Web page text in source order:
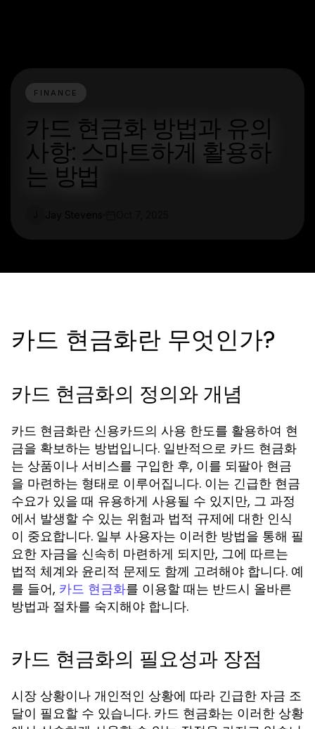
FINANCE
카드 현금화 방법과 유의
사항: 스마트하게 활용하
는 방법
카드 현금화란 무엇인가?
카드 현금화의 정의와 개념
카드 현금화란 신용카드의 사용 한도를 활용하여 현
금을 확보하는 방법입니다. 일반적으로 카드 현금화
는 상품이나 서비스를 구입한 후, 이를 되팔아 현금
을 마련하는 형태로 이루어집니다. 이는 긴급한 현금
수요가 있을 때 유용하게 사용될 수 있지만, 그 과정
에서 발생할 수 있는 위험과 법적 규제에 대한 인식
이 중요합니다. 일부 사용자는 이러한 방법을 통해 필
요한 자금을 신속히 마련하게 되지만, 그에 따르는
법적 체계와 윤리적 문제도 함께 고려해야 합니다. 예
를 들어, 카드 현금화를 이용할 때는 반드시 올바른
방법과 절차를 숙지해야 합니다.
카드 현금화의 필요성과 장점
시장 상황이나 개인적인 상황에 따라 긴급한 자금 조
달이 필요할 수 있습니다. 카드 현금화는 이러한 상황